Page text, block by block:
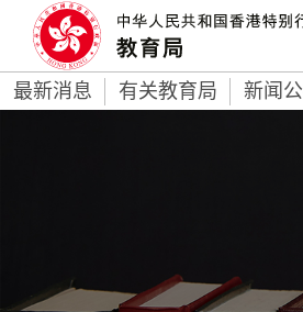
最新消息 有关教育局 新闻